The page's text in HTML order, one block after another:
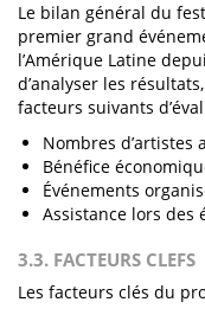
Le bilan général du
premier grand
l’Amérique Latine
d’analyser les
facteurs suivants
Nombres d’artistes
Bénéfice
Événements
Assistance lors des
3.3. FACTEURS CLEFS
Les facteurs clés du